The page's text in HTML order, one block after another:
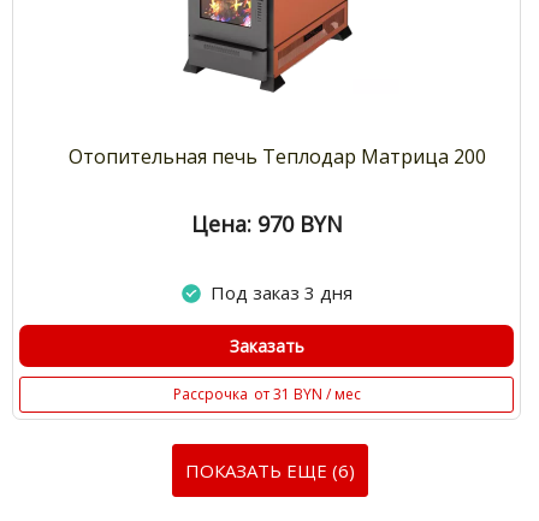
Отопительная печь Теплодар Матрица 200
Цена: 970 BYN
Под заказ 3 дня
Заказать
Рассрочка от 31 BYN / мес
ПОКАЗАТЬ ЕЩЕ (6)